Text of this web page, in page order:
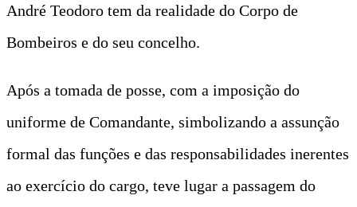
André Teodoro tem da realidade do Corpo de
Bombeiros e do seu concelho.
Após a tomada de posse, com a imposição do
uniforme de Comandante, simbolizando a assunção
formal das funções e das responsabilidades inerentes
ao exercício do cargo, teve lugar a passagem do